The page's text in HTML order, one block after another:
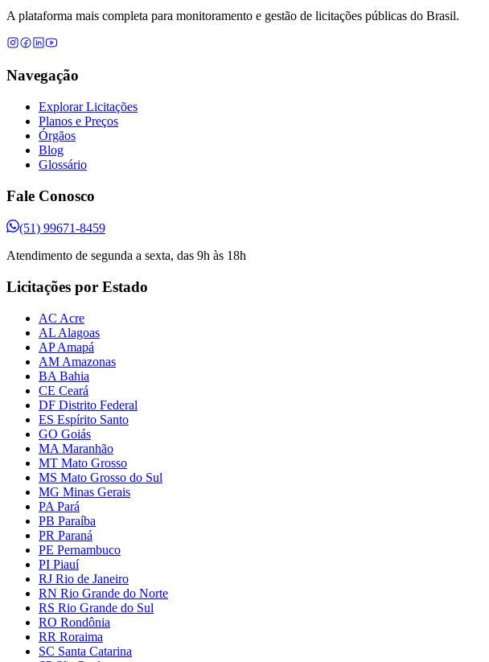
A plataforma mais completa para monitoramento e gestão de licitações públicas do Brasil.
Navegação
Explorar Licitações
Planos e Preços
Órgãos
Blog
Glossário
Fale Conosco
(51) 99671-8459
Atendimento de segunda a sexta, das 9h às 18h
Licitações por Estado
AC Acre
AL Alagoas
AP Amapá
AM Amazonas
BA Bahia
CE Ceará
DF Distrito Federal
ES Espírito Santo
GO Goiás
MA Maranhão
MT Mato Grosso
MS Mato Grosso do Sul
MG Minas Gerais
PA Pará
PB Paraíba
PR Paraná
PE Pernambuco
PI Piauí
RJ Rio de Janeiro
RN Rio Grande do Norte
RS Rio Grande do Sul
RO Rondônia
RR Roraima
SC Santa Catarina